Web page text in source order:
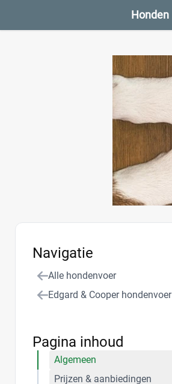
Honden
Navigatie
Alle hondenvoer
Edgard & Cooper hondenvoer
Pagina inhoud
Algemeen
Prijzen & aanbiedingen